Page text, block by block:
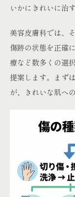
いかにきれいに治
美容皮膚科では、
傷跡の状態を正確
療など数多くの選
提案します。まず
が、きれいな肌へ